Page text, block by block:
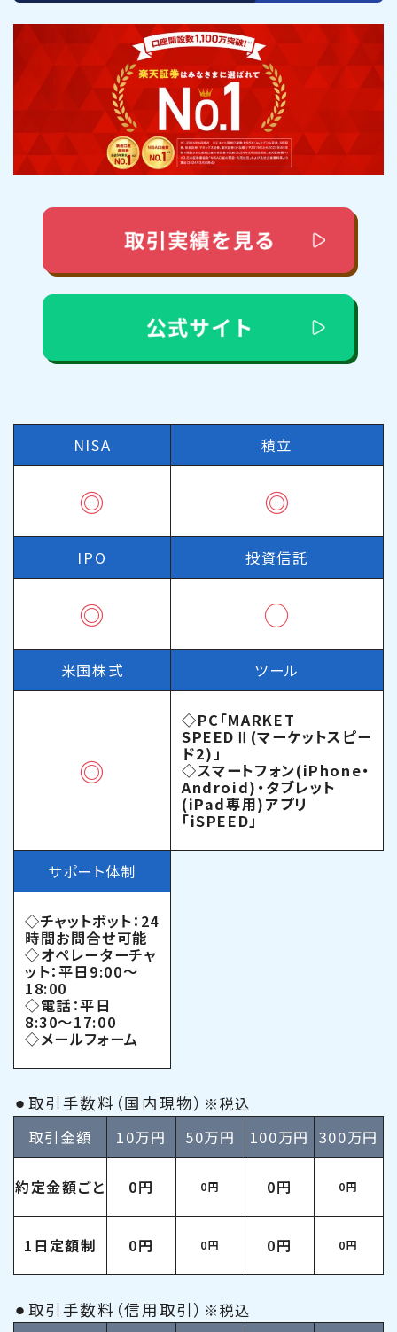
NISA 積立
◎ ◎
IPO 投資信託
◎ ◯
米国株式 ツール
◎
◇PC「MARKET
SPEEDⅡ(マーケットスピー
ド2)」
◇スマートフォン(iPhone・
Android)・タブレット
(iPad専用)アプリ
「iSPEED」
サポート体制
◇チャットボット：24
時間お問合せ可能
◇オペレーターチャ
ット：平日9:00〜
18:00
◇電話：平日
8:30〜17:00
◇メールフォーム
⚫︎取引手数料（国内現物） ※税込
取引金額
10万円 50万円 100万円 300万円
約定金額ごと 0円 0円 0円 0円
1日定額制 0円 0円 0円 0円
⚫︎取引手数料（信用取引） ※税込